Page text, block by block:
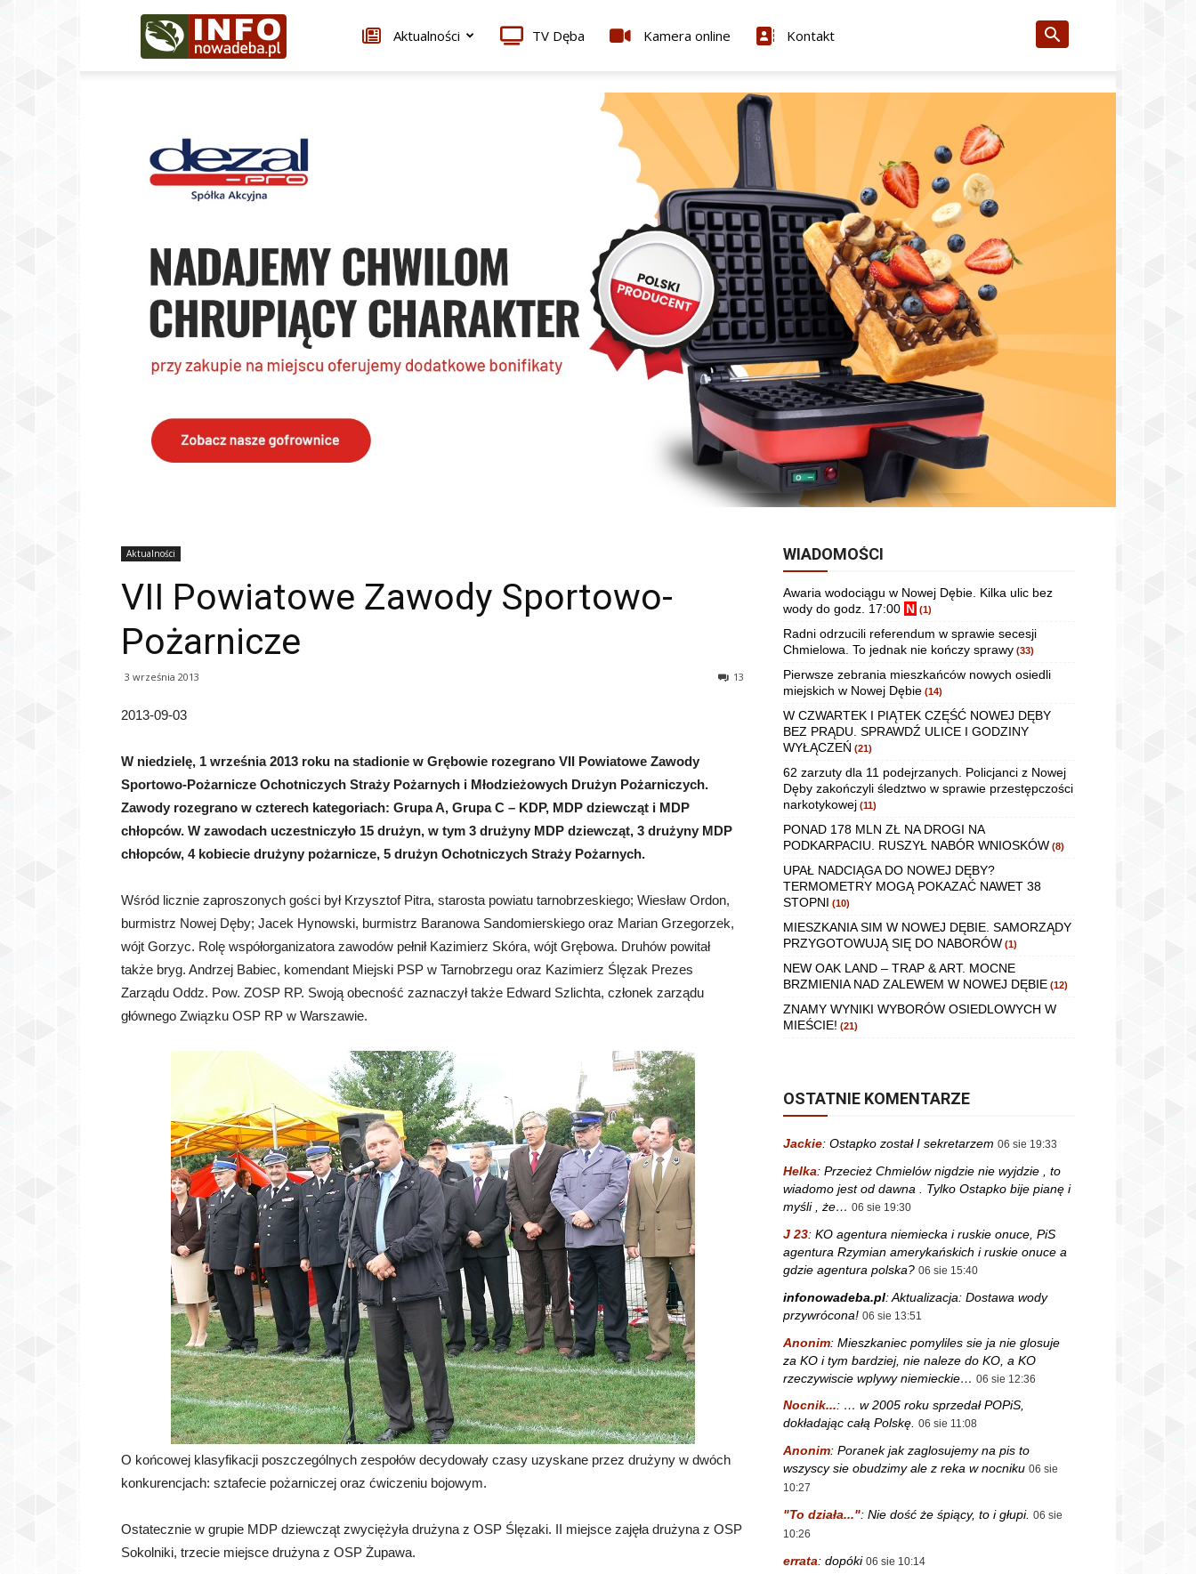
Infonowadeba.pl Aktualności TV Dęba Kamera online Kontakt
Aktualności
VII Powiatowe Zawody Sportowo-
Pożarnicze
3 września 2013 13
2013-09-03
W niedzielę, 1 września 2013 roku na stadionie w Grębowie rozegrano VII Powiatowe Zawody
Sportowo-Pożarnicze Ochotniczych Straży Pożarnych i Młodzieżowych Drużyn Pożarniczych.
Zawody rozegrano w czterech kategoriach: Grupa A, Grupa C – KDP, MDP dziewcząt i MDP
chłopców. W zawodach uczestniczyło 15 drużyn, w tym 3 drużyny MDP dziewcząt, 3 drużyny MDP
chłopców, 4 kobiecie drużyny pożarnicze, 5 drużyn Ochotniczych Straży Pożarnych.
Wśród licznie zaproszonych gości był Krzysztof Pitra, starosta powiatu tarnobrzeskiego; Wiesław Ordon,
burmistrz Nowej Dęby; Jacek Hynowski, burmistrz Baranowa Sandomierskiego oraz Marian Grzegorzek,
wójt Gorzyc. Rolę współorganizatora zawodów pełnił Kazimierz Skóra, wójt Grębowa. Druhów powitał
także bryg. Andrzej Babiec, komendant Miejski PSP w Tarnobrzegu oraz Kazimierz Ślęzak Prezes
Zarządu Oddz. Pow. ZOSP RP. Swoją obecność zaznaczył także Edward Szlichta, członek zarządu
głównego Związku OSP RP w Warszawie.
O końcowej klasyfikacji poszczególnych zespołów decydowały czasy uzyskane przez drużyny w dwóch
konkurencjach: sztafecie pożarniczej oraz ćwiczeniu bojowym.
Ostatecznie w grupie MDP dziewcząt zwyciężyła drużyna z OSP Ślęzaki. II miejsce zajęła drużyna z OSP
Sokolniki, trzecie miejsce drużyna z OSP Żupawa.
WIADOMOŚCI
Awaria wodociągu w Nowej Dębie. Kilka ulic bez
wody do godz. 17:00 N (1)
Radni odrzucili referendum w sprawie secesji
Chmielowa. To jednak nie kończy sprawy (33)
Pierwsze zebrania mieszkańców nowych osiedli
miejskich w Nowej Dębie (14)
W CZWARTEK I PIĄTEK CZĘŚĆ NOWEJ DĘBY
BEZ PRĄDU. SPRAWDŹ ULICE I GODZINY
WYŁĄCZEŃ (21)
62 zarzuty dla 11 podejrzanych. Policjanci z Nowej
Dęby zakończyli śledztwo w sprawie przestępczości
narkotykowej (11)
PONAD 178 MLN ZŁ NA DROGI NA
PODKARPACIU. RUSZYŁ NABÓR WNIOSKÓW (8)
UPAŁ NADCIĄGA DO NOWEJ DĘBY?
TERMOMETRY MOGĄ POKAZAĆ NAWET 38
STOPNI (10)
MIESZKANIA SIM W NOWEJ DĘBIE. SAMORZĄDY
PRZYGOTOWUJĄ SIĘ DO NABORÓW (1)
NEW OAK LAND – TRAP & ART. MOCNE
BRZMIENIA NAD ZALEWEM W NOWEJ DĘBIE (12)
ZNAMY WYNIKI WYBORÓW OSIEDLOWYCH W
MIEŚCIE! (21)
OSTATNIE KOMENTARZE
Jackie: Ostapko został I sekretarzem 06 sie 19:33
Helka: Przecież Chmielów nigdzie nie wyjdzie , to
wiadomo jest od dawna . Tylko Ostapko bije pianę i
myśli , że… 06 sie 19:30
J 23: KO agentura niemiecka i ruskie onuce, PiS
agentura Rzymian amerykańskich i ruskie onuce a
gdzie agentura polska? 06 sie 15:40
infonowadeba.pl:Aktualizacja: Dostawa wody
przywrócona! 06 sie 13:51
Anonim: Mieszkaniec pomyliles sie ja nie glosuje
za KO i tym bardziej, nie naleze do KO, a KO
rzeczywiscie wplywy niemieckie… 06 sie 12:36
Nocnik...: … w 2005 roku sprzedał POPiS,
dokładając całą Polskę. 06 sie 11:08
Anonim: Poranek jak zaglosujemy na pis to
wszyscy sie obudzimy ale z reka w nocniku 06 sie
10:27
"To działa...": Nie dość że śpiący, to i głupi. 06 sie
10:26
errata: dopóki 06 sie 10:14